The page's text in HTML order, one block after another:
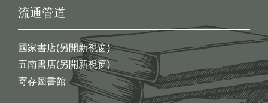
流通管道
國家書店(另開新視窗)
五南書店(另開新視窗)
寄存圖書館